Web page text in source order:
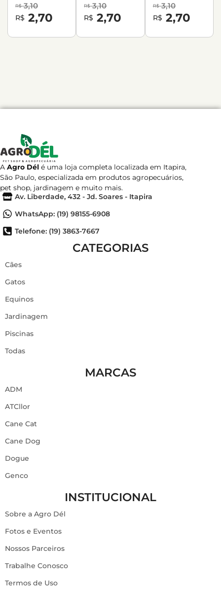
R$3,10
R$ 2,70
R$3,10
R$ 2,70
R$3,10
R$ 2,70
A Agro Dél é uma loja completa localizada em Itapira,
São Paulo, especializada em produtos agropecuários,
pet shop, jardinagem e muito mais.
Av. Liberdade, 432 - Jd. Soares - Itapira
WhatsApp: (19) 98155-6908
Telefone: (19) 3863-7667
CATEGORIAS
Cães
Gatos
Equinos
Jardinagem
Piscinas
Todas
MARCAS
ADM
ATCllor
Cane Cat
Cane Dog
Dogue
Genco
INSTITUCIONAL
Sobre a Agro Dél
Fotos e Eventos
Nossos Parceiros
Trabalhe Conosco
Termos de Uso